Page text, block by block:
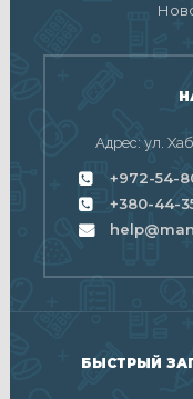
Адрес: ул.
+972-54-
+380-44-
БЫСТРЫЙ